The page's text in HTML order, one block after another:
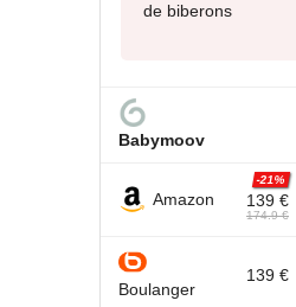
de biberons
Babymoov
Amazon 139 €
-21%
174.9 €
Boulanger
139 €